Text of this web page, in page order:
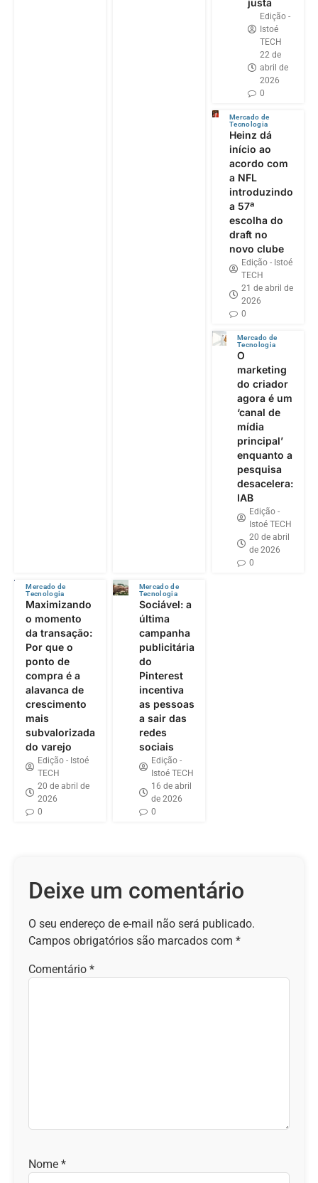
justa
Edição -
Istoé
TECH
22 de
abril de
2026
0
Mercado de
Tecnologia
Heinz dá
início ao
acordo com
a NFL
introduzindo
a 57ª
escolha do
draft no
novo clube
Edição - Istoé
TECH
21 de abril de
2026
0
Mercado de
Tecnologia
O
marketing
do criador
agora é um
‘canal de
mídia
principal’
enquanto a
pesquisa
desacelera:
IAB
Edição -
Istoé TECH
20 de abril
de 2026
0
Mercado de
Tecnologia
Maximizando
o momento
da transação:
Por que o
ponto de
compra é a
alavanca de
crescimento
mais
subvalorizada
do varejo
Edição - Istoé
TECH
20 de abril de
2026
0
Mercado de
Tecnologia
Sociável: a
última
campanha
publicitária
do
Pinterest
incentiva
as pessoas
a sair das
redes
sociais
Edição -
Istoé TECH
16 de abril
de 2026
0
Deixe um comentário
O seu endereço de e-mail não será publicado.
Campos obrigatórios são marcados com *
Comentário *
Nome *